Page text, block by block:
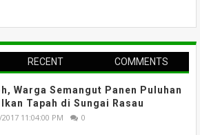
RECENT COMMENTS
Warga Semangut Panen Puluhan
Ikan Tapah di Sungai Rasau
11:04:00 PM 0